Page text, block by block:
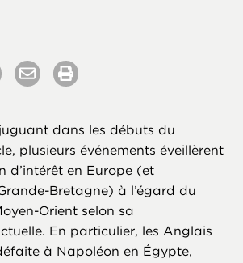
dans les débuts du
plusieurs événements éveillèrent
d’intérêt en Europe (et
Bretagne) à l’égard du
Orient selon sa
En particulier, les Anglais
à Napoléon en Égypte,